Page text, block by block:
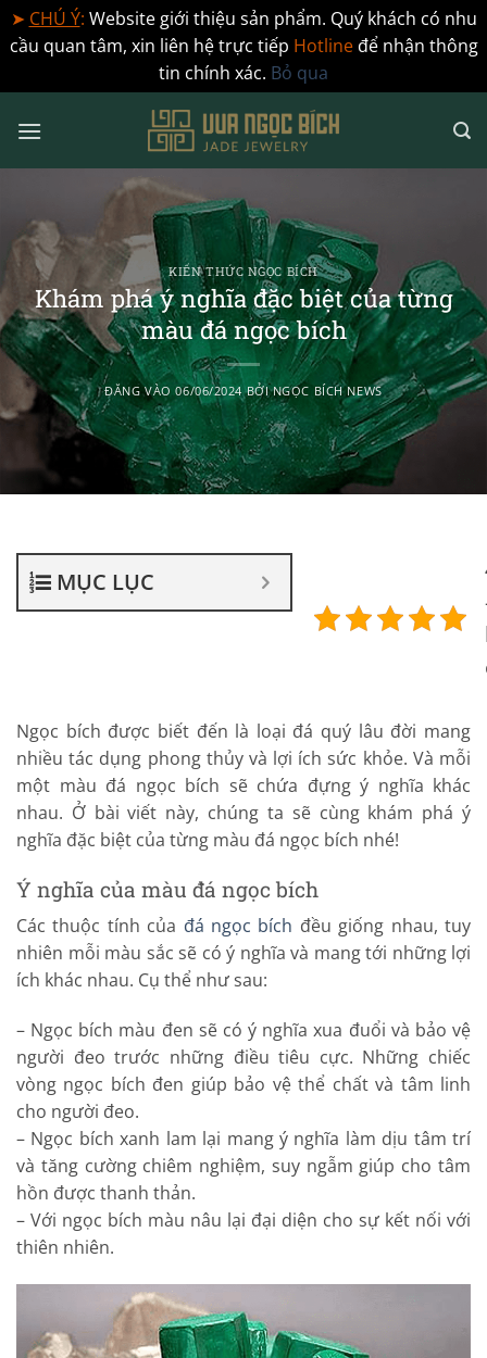
➤ CHÚ Ý: Website giới thiệu sản phẩm. Quý khách có nhu
cầu quan tâm, xin liên hệ trực tiếp Hotlineđể nhận thông
tin chính xác. Bỏ qua
qua
KIẾN THỨC NGỌC BÍCH
Khám phá ý nghĩa đặc biệt của từng
màu đá ngọc bích
ĐĂNG VÀO06/06/2024 BỞINGỌC BÍCH NEWS
MỤC LỤC
Ngọc bích được biết đến là loại đá quý lâu đời mang
nhiều tác dụng phong thủy và lợi ích sức khỏe. Và mỗi
một màu đá ngọc bích sẽ chứa đựng ý nghĩa khác
nhau. Ở bài viết này, chúng ta sẽ cùng khám phá ý
nghĩa đặc biệt của từng màu đá ngọc bích nhé!
Ý nghĩa của màu đá ngọc bích
Các thuộc tính của đá ngọc bích đều giống nhau, tuy
nhiên mỗi màu sắc sẽ có ý nghĩa và mang tới những lợi
ích khác nhau. Cụ thể như sau:
– Ngọc bích màu đen sẽ có ý nghĩa xua đuổi và bảo vệ
người đeo trước những điều tiêu cực. Những chiếc
vòng ngọc bích đen giúp bảo vệ thể chất và tâm linh
cho người đeo.
– Ngọc bích xanh lam lại mang ý nghĩa làm dịu tâm trí
và tăng cường chiêm nghiệm, suy ngẫm giúp cho tâm
hồn được thanh thản.
– Với ngọc bích màu nâu lại đại diện cho sự kết nối với
thiên nhiên.